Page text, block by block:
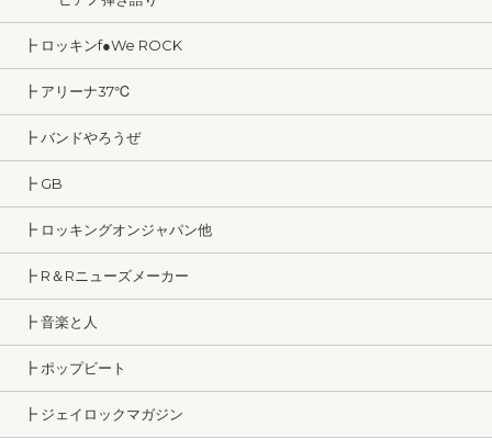
┣ ロッキンf●We ROCK
┣ アリーナ37℃
┣ バンドやろうぜ
┣ GB
┣ ロッキングオンジャパン他
┣ R＆Rニューズメーカー
┣ 音楽と人
┣ ポップビート
┣ ジェイロックマガジン